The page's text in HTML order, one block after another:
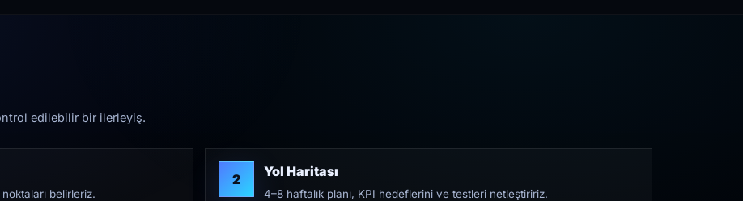
edilebilir bir ilerleyiş.
belirleriz.
2 Yol Haritası
4–8 haftalık planı, KPI hedeflerini ve testleri netleştiririz.